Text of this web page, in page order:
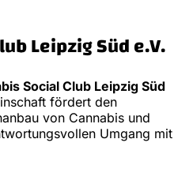
Leipzig Süd e.V.
Social Club Leipzig Süd
fördert den
von Cannabis und
Umgang mit